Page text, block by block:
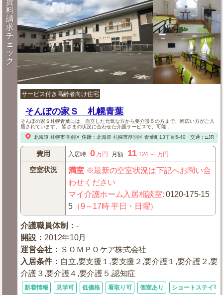
資
料
請
求
チ
ェ
ッ
ク
サービス付き高齢者向け住宅
そんぽの家Ｓ 札幌青葉
そんぽの家Ｓ札幌青葉には、自立した元気な方から要介護５の方まで、幅広い方がご入
居されています。 皆さまの状況に合わせた介護サービスで、可能...
北海道 札幌市厚別区 住所： 北海道 札幌市厚別区青葉町13丁目5-40 交通：□JR「
費用 入居時 0万円 月額 11 .124 ～ 万円
空室状況 満室※最新の空室状況は下記へお問い合
わせください
マイ介護ホーム入居相談室:0120-175-15
5 （9～17時 平日・日曜）
介護職員体制 ：-
開設 ： 2012年10月
運営会社 ： ＳＯＭＰＯケア株式会社
入居条件： 自立,要支援１,要支援２,要介護１,要介護２,要
介護３,要介護４,要介護５,認知症
新着情報 見学可 低価格 看取り可 個室あり ショートステイ可